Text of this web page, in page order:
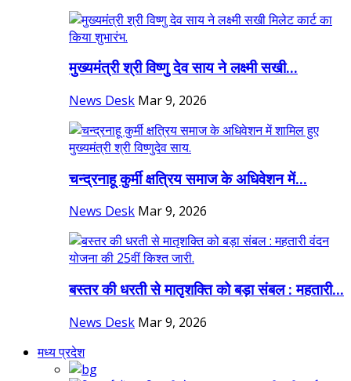
मुख्यमंत्री श्री विष्णु देव साय ने लक्ष्मी सखी...
News Desk Mar 9, 2026
चन्द्रनाहू कुर्मी क्षत्रिय समाज के अधिवेशन में...
News Desk Mar 9, 2026
बस्तर की धरती से मातृशक्ति को बड़ा संबल : महतारी...
News Desk Mar 9, 2026
मध्य प्रदेश